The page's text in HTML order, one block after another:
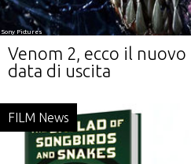
Sony Pictures
Venom 2, ecco il
data di uscita
FILM News